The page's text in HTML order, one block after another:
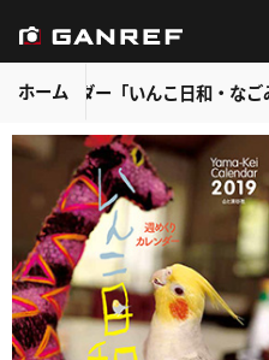
ホーム
りカレンダー「いんこ日和・な